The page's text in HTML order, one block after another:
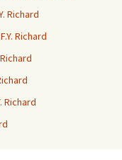
Richard
Richard
Richard